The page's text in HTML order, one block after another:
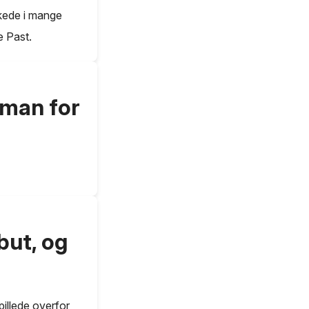
i mange
Past.
for
og
overfor